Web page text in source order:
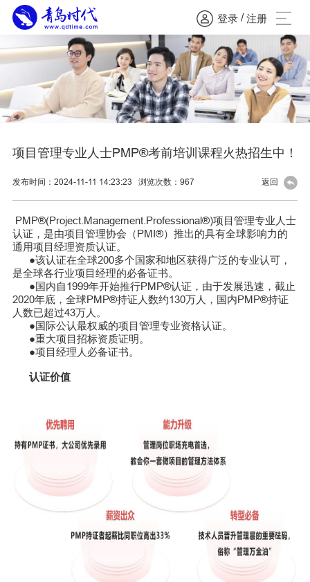
登录 / 注册
项目管理专业人士PMP®考前培训课程火热招生中！
发布时间：2024-11-11 14:23:23 浏览次数： 967 返回
PMP®(Project.Management.Professional®)项目管理专业人士
认证，是由项目管理协会（PMI®）推出的具有全球影响力的
通用项目经理资质认证。
●该认证在全球200多个国家和地区获得广泛的专业认可，
是全球各行业项目经理的必备证书。
●国内自1999年开始推行PMP®认证，由于发展迅速，截止
2020年底，全球PMP®持证人数约130万人，国内PMP®持证
人数已超过43万人。
●国际公认最权威的项目管理专业资格认证。
●重大项目招标资质证明。
●项目经理人必备证书。
认证价值